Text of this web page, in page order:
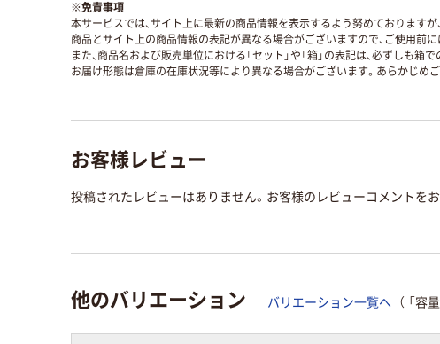
※免責事項
本サービスでは、サイト上に最新の商品情報を表示するよう努めておりますが
商品とサイト上の商品情報の表記が異なる場合がございますので、ご使用前
また、商品名および販売単位における「セット」や「箱」の表記は、必ずしも箱
お届け形態は倉庫の在庫状況等により異なる場合がございます。あらかじめご
お客様レビュー
投稿されたレビューはありません。お客様のレビューコメントをお
他のバリエーション バリエーション一覧へ （ 「容量